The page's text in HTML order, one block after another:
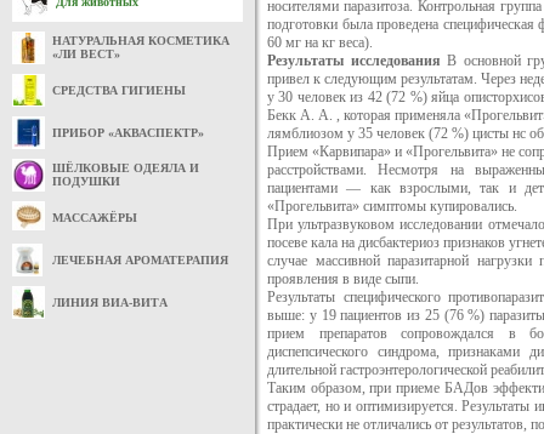
НАТУРАЛЬНАЯ КОСМЕТИКА
«ЛИ ВЕСТ»
СРЕДСТВА ГИГИЕНЫ
ПРИБОР «АКВАСПЕКТР»
ШЁЛКОВЫЕ ОДЕЯЛА И
ПОДУШКИ
МАССАЖЁРЫ
ЛЕЧЕБНАЯ АРОМАТЕРАПИЯ
ЛИНИЯ ВИА-ВИТА
носителями паразитоза. Контрольная
подготовки была проведена специфическая
60 мг на кг веса).
Результаты исследования В основной
привел к следующим результатам. Через
у 30 человек из 42 (72 %) яйца
Бекк А. А. , которая применяла
лямблиозом у 35 человек (72 %) цисты нс
Прием «Карвипара» и «Прогельвита» не
расстройствами. Несмотря на
пациентами — как взрослыми, так и
«Прогельвита» симптомы купировались.
При ультразвуковом исследовании
посеве кала на дисбактериоз признаков
случае массивной паразитарной
проявления в виде сыпи.
Результаты специфического
выше: у 19 пациентов из 25 (76 %)
прием препаратов сопровождался в
диспепсического синдрома, признаками
длительной гастроэнтерологической
Таким образом, при приеме БАДов
страдает, но и оптимизируется. Результаты
практически не отличались от результатов,